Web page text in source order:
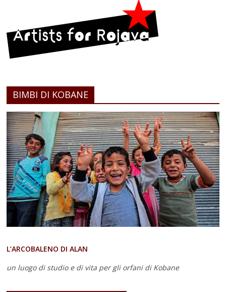
BIMBI DI KOBANE
L’ARCOBALENO DI ALAN
un luogo di studio e di vita per gli orfani di Kobane